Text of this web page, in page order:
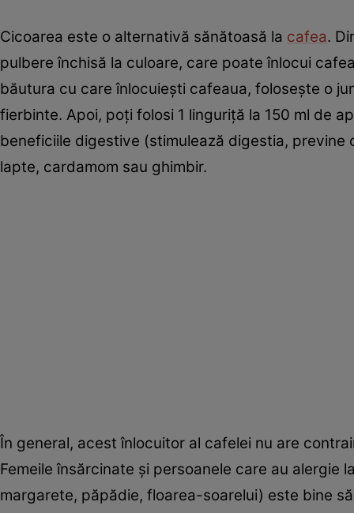
Cicoarea este o alternativă sănătoasă la cafea.
pulbere închisă la culoare, care poate înlocui
băutura cu care înlocuieşti cafeaua, foloseşte o
fierbinte. Apoi, poţi folosi 1 linguriţă la 150 ml de
beneficiile digestive (stimulează digestia,
lapte, cardamom sau ghimbir.
În general, acest înlocuitor al cafelei nu are
Femeile însărcinate şi persoanele care au alergie
margarete, păpădie, floarea-soarelui) este bine